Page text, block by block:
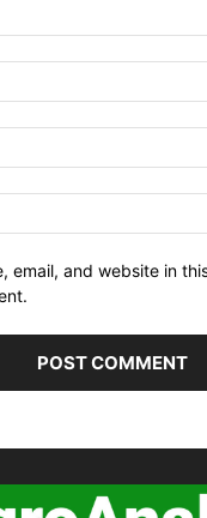
email, and website in